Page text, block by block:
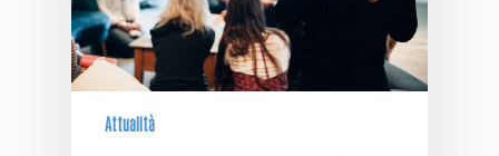
Attualità